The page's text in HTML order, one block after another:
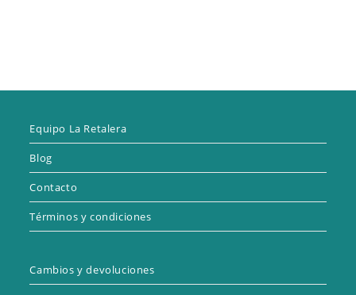
Equipo La Retalera
Blog
Contacto
Términos y condiciones
Cambios y devoluciones